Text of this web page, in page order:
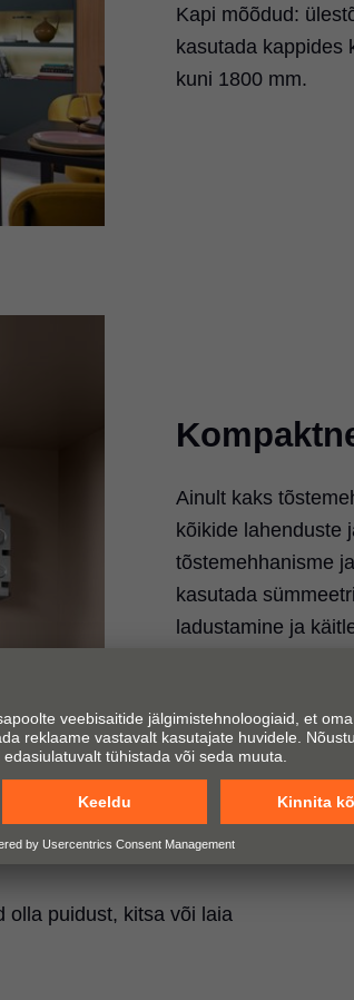
Kapi mõõdud:
kasutada kappides
kuni 1800 mm.
Ainult kaks
kõikide lahenduste
tõstemehhanisme
kasutada
ladustamine ja
olla puidust, kitsa või laia